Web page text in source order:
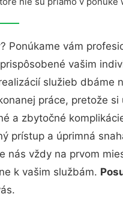
? Ponúkame vám
vašim
služieb dbáme
práce, pretože si
a zbytočné
prístup a úprimná
nás vždy na prvom
k vašim službám.